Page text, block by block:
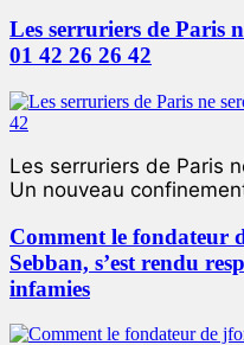
Les serruriers de Paris
01 42 26 26 42
Les serruriers de Paris
Un nouveau
Comment le fondateur
Sebban, s’est rendu
infamies